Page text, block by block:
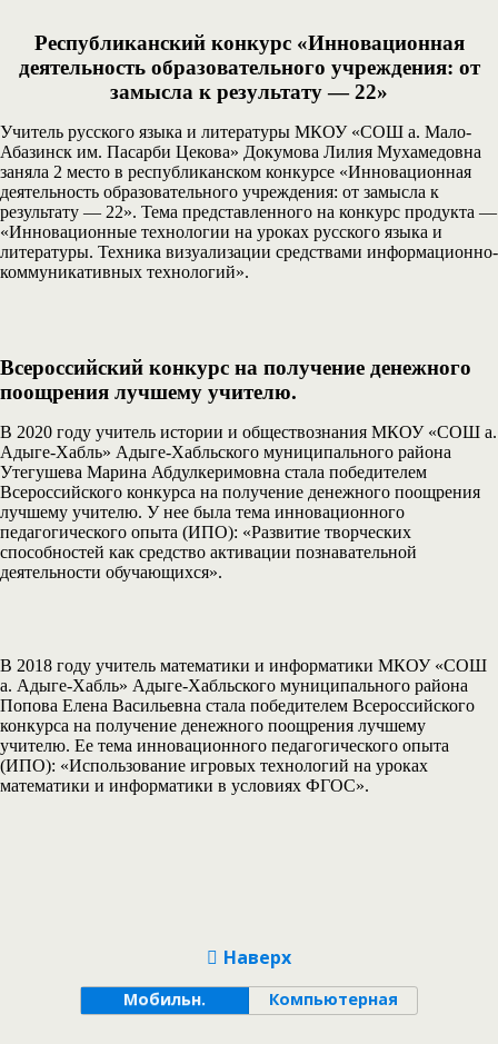
Республиканский конкурс «Инновационная
деятельность образовательного учреждения: от
замысла к результату — 22»
Учитель русского языка и литературы МКОУ «СОШ а. Мало-
Абазинск им. Пасарби Цекова» Докумова Лилия Мухамедовна
заняла 2 место в республиканском конкурсе «Инновационная
деятельность образовательного учреждения: от замысла к
результату — 22». Тема представленного на конкурс продукта —
«Инновационные технологии на уроках русского языка и
литературы. Техника визуализации средствами информационно-
коммуникативных технологий».
Всероссийский конкурс на получение денежного
поощрения лучшему учителю.
В 2020 году учитель истории и обществознания МКОУ «СОШ а.
Адыге-Хабль» Адыге-Хабльского муниципального района
Утегушева Марина Абдулкеримовна стала победителем
Всероссийского конкурса на получение денежного поощрения
лучшему учителю. У нее была тема инновационного
педагогического опыта (ИПО): «Развитие творческих
способностей как средство активации познавательной
деятельности обучающихся».
В 2018 году учитель математики и информатики МКОУ «СОШ
а. Адыге-Хабль» Адыге-Хабльского муниципального района
Попова Елена Васильевна стала победителем Всероссийского
конкурса на получение денежного поощрения лучшему
учителю. Ее тема инновационного педагогического опыта
(ИПО): «Использование игровых технологий на уроках
математики и информатики в условиях ФГОС».
Наверх
Мобильн. Компьютерная